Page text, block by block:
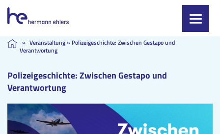
Skip
» Veranstaltung» Polizeigeschichte: Zwischen Gestapo und
Verantwortung
Polizeigeschichte: Zwischen Gestapo und
Verantwortung